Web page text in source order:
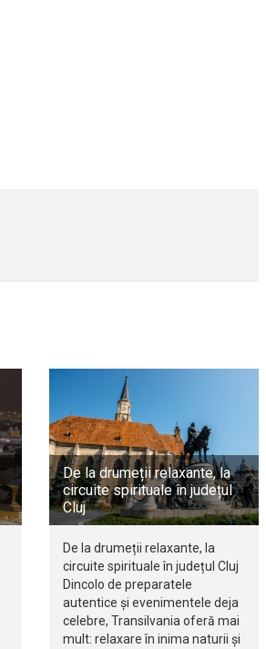
De la drumeții relaxante, la
circuite spirituale în județul
Cluj
De la drumeții relaxante, la
circuite spirituale în județul Cluj
Dincolo de preparatele
autentice și evenimentele deja
celebre, Transilvania oferă mai
mult: relaxare în inima naturii și